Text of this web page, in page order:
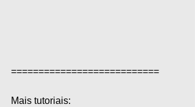
===========================
Mais tutoriais: